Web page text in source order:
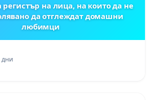
регистър на лица, на които да не
да отглеждат домашни
любимци
дни